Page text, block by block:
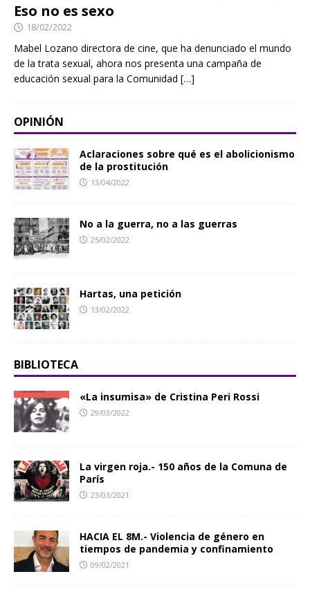
Eso no es sexo
18/02/2022
Mabel Lozano directora de cine, que ha denunciado el mundo
de la trata sexual, ahora nos presenta una campaña de
educación sexual para la Comunidad […]
OPINIÓN
Aclaraciones sobre qué es el abolicionismo
de la prostitución
13/04/2022
No a la guerra, no a las guerras
25/02/2022
Hartas, una petición
13/02/2022
BIBLIOTECA
«La insumisa» de Cristina Peri Rossi
29/03/2022
La virgen roja.- 150 años de la Comuna de
París
23/03/2021
HACIA EL 8M.- Violencia de género en
tiempos de pandemia y confinamiento
09/02/2021